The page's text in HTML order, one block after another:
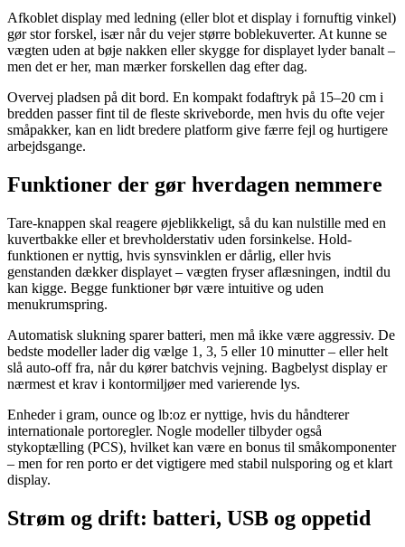
Afkoblet display med ledning (eller blot et display i fornuftig vinkel)
gør stor forskel, især når du vejer større boblekuverter. At kunne se
vægten uden at bøje nakken eller skygge for displayet lyder banalt –
men det er her, man mærker forskellen dag efter dag.
Overvej pladsen på dit bord. En kompakt fodaftryk på 15–20 cm i
bredden passer fint til de fleste skriveborde, men hvis du ofte vejer
småpakker, kan en lidt bredere platform give færre fejl og hurtigere
arbejdsgange.
Funktioner der gør hverdagen nemmere
Tare-knappen skal reagere øjeblikkeligt, så du kan nulstille med en
kuvertbakke eller et brevholderstativ uden forsinkelse. Hold-
funktionen er nyttig, hvis synsvinklen er dårlig, eller hvis
genstanden dækker displayet – vægten fryser aflæsningen, indtil du
kan kigge. Begge funktioner bør være intuitive og uden
menukrumspring.
Automatisk slukning sparer batteri, men må ikke være aggressiv. De
bedste modeller lader dig vælge 1, 3, 5 eller 10 minutter – eller helt
slå auto-off fra, når du kører batchvis vejning. Bagbelyst display er
nærmest et krav i kontormiljøer med varierende lys.
Enheder i gram, ounce og lb:oz er nyttige, hvis du håndterer
internationale portoregler. Nogle modeller tilbyder også
stykoptælling (PCS), hvilket kan være en bonus til småkomponenter
– men for ren porto er det vigtigere med stabil nulsporing og et klart
display.
Strøm og drift: batteri, USB og oppetid